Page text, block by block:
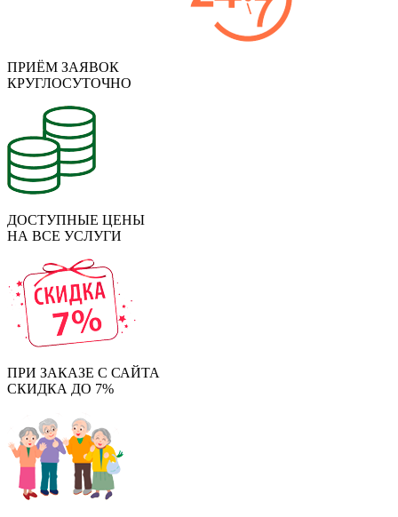
ПРИЁМ ЗАЯВОК
КРУГЛОСУТОЧНО
ДОСТУПНЫЕ ЦЕНЫ
НА ВСЕ УСЛУГИ
ПРИ ЗАКАЗЕ С САЙТА
СКИДКА ДО 7%